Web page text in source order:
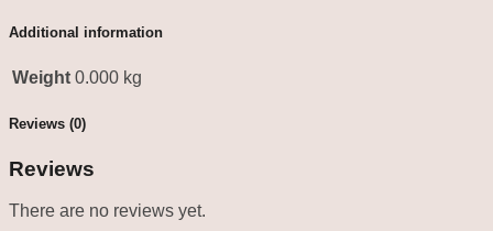
Additional information
Weight 0.000 kg
Reviews (0)
Reviews
There are no reviews yet.